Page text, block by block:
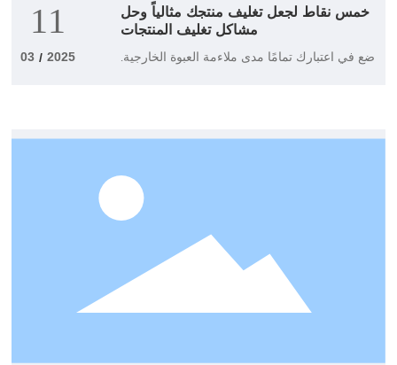
خمس نقاط لجعل تغليف منتجك مثالياً وحل
مشاكل تغليف المنتجات
ضع في اعتبارك تمامًا مدى ملاءمة العبوة الخارجية.
11
2025
/
03